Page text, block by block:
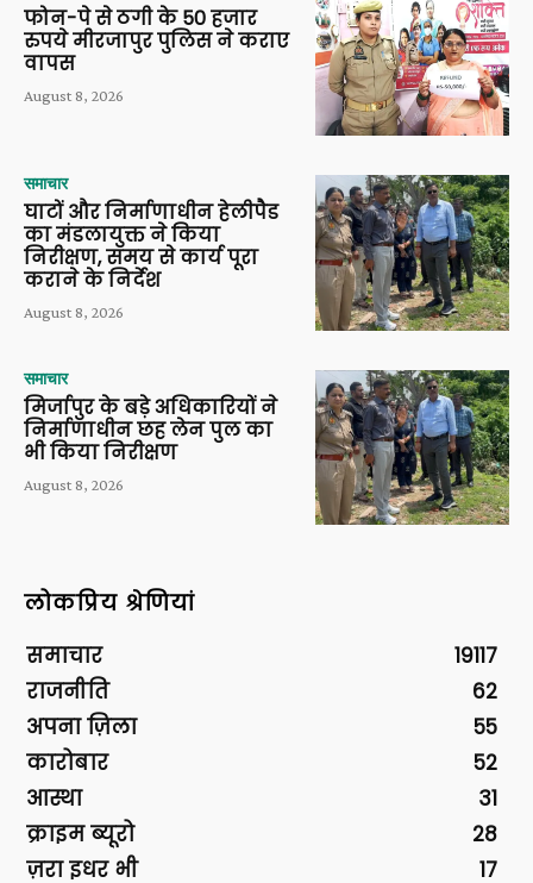
फोन-पे से ठगी के 50 हजार
रुपये मीरजापुर पुलिस ने कराए
वापस
August 8, 2026
समाचार
घाटों और निर्माणाधीन हेलीपैड
का मंडलायुक्त ने किया
निरीक्षण, समय से कार्य पूरा
कराने के निर्देश
August 8, 2026
समाचार
मिर्जापुर के बड़े अधिकारियों ने
निर्माणाधीन छह लेन पुल का
भी किया निरीक्षण
August 8, 2026
लोकप्रिय श्रेणियां
समाचार
19117
राजनीति
62
अपना ज़िला
55
कारोबार
52
आस्था
31
क्राइम ब्यूरो
28
ज़रा इधर भी
17